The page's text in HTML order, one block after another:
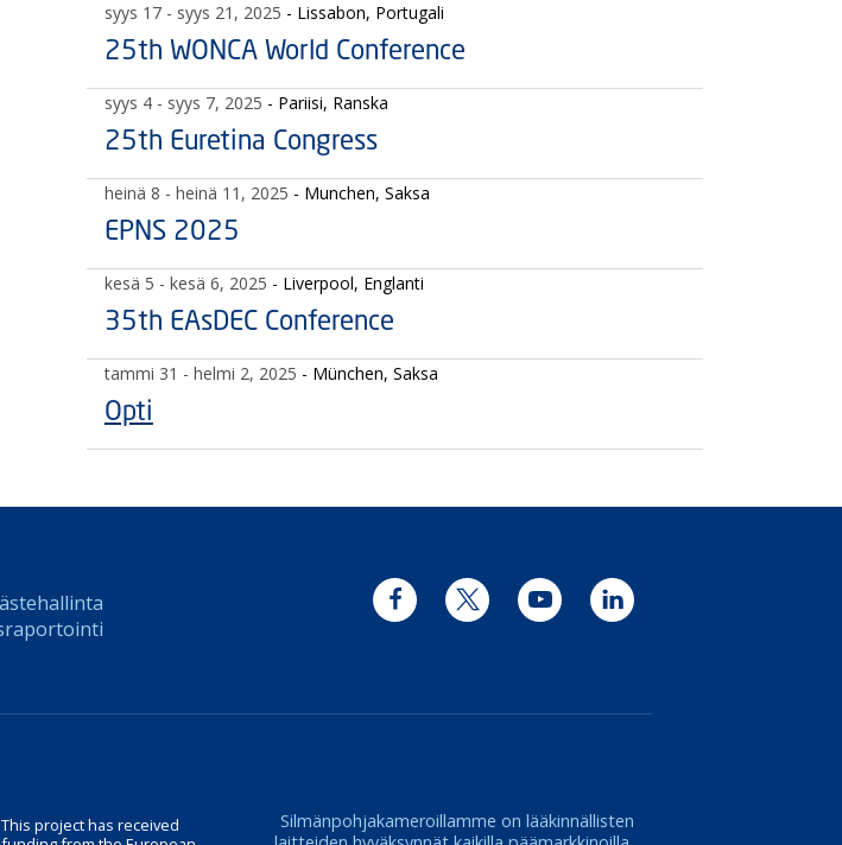
syys 17 - syys 21, 2025 - Lissabon, Portugali
25th WONCA World Conference
syys 4 - syys 7, 2025 - Pariisi, Ranska
25th Euretina Congress
heinä 8 - heinä 11, 2025 - Munchen, Saksa
EPNS 2025
kesä 5 - kesä 6, 2025 - Liverpool, Englanti
35th EAsDEC Conference
tammi 31 - helmi 2, 2025 - München, Saksa
Opti
FacebookTwitter YouTubeLinkedIn
This project has received
Silmänpohjakameroillamme on lääkinnällisten